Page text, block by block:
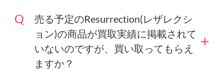
売る予定のResurrection(レザレクシ
ョン)の商品が買取実績に掲載されて
いないのですが、買い取ってもらえ
ますか？